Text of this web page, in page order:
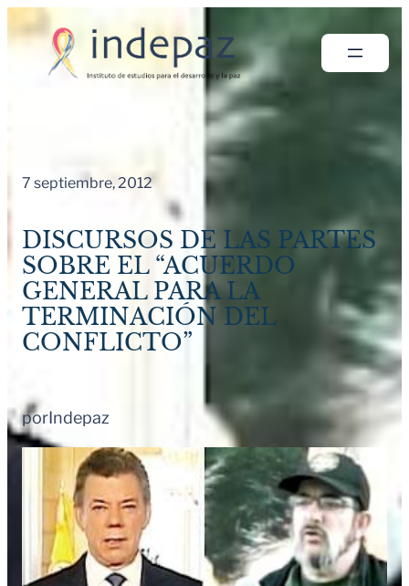
al
7 septiembre, 2012
DISCURSOS DE LAS PARTES
SOBRE EL “ACUERDO
GENERAL PARA LA
TERMINACIÓN DEL
CONFLICTO”
porIndepaz